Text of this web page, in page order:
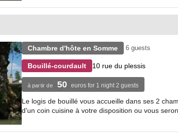
Chambre d'hôte en Somme 6 guests
Bouillé-courdault 10 rue du plessis
à partir de 50 euros for 1 night 2 guests
Le logis de bouillé vous accueille dans ses 2
d'un coin cuisine à votre disposition ou vous